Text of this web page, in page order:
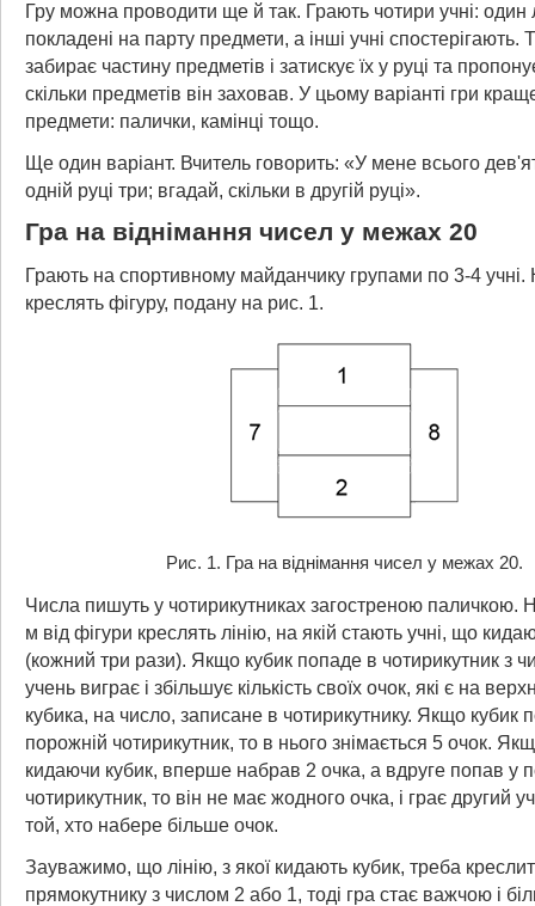
Гру можна проводити ще й так. Грають чотири учні: один
покладені на парту предмети, а інші учні спостерігають.
забирає частину предметів і затискує їх у руці та
скільки предметів він заховав. У цьому варіанті гри
предмети: палички, камінці тощо.
Ще один варіант. Вчитель говорить: «У мене всього
одній руці три; вгадай, скільки в другій руці».
Гра на віднімання чисел у межах 20
Грають на спортивному майданчику групами по 3-4 учні.
креслять фігуру, подану на рис. 1.
Рис. 1. Гра на віднімання чисел у межах 20.
Числа пишуть у чотирикутниках загостреною паличкою.
м від фігури креслять лінію, на якій стають учні, що
(кожний три рази). Якщо кубик попаде в чотирикутник з
учень виграє і збільшує кількість своїх очок, які є на
кубика, на число, записане в чотирикутнику. Якщо кубик
порожній чотирикутник, то в нього знімається 5 очок.
кидаючи кубик, вперше набрав 2 очка, а вдруге попав у
чотирикутник, то він не має жодного очка, і грає другий
той, хто набере більше очок.
Зауважимо, що лінію, з якої кидають кубик, треба
прямокутнику з числом 2 або 1, тоді гра стає важчою і